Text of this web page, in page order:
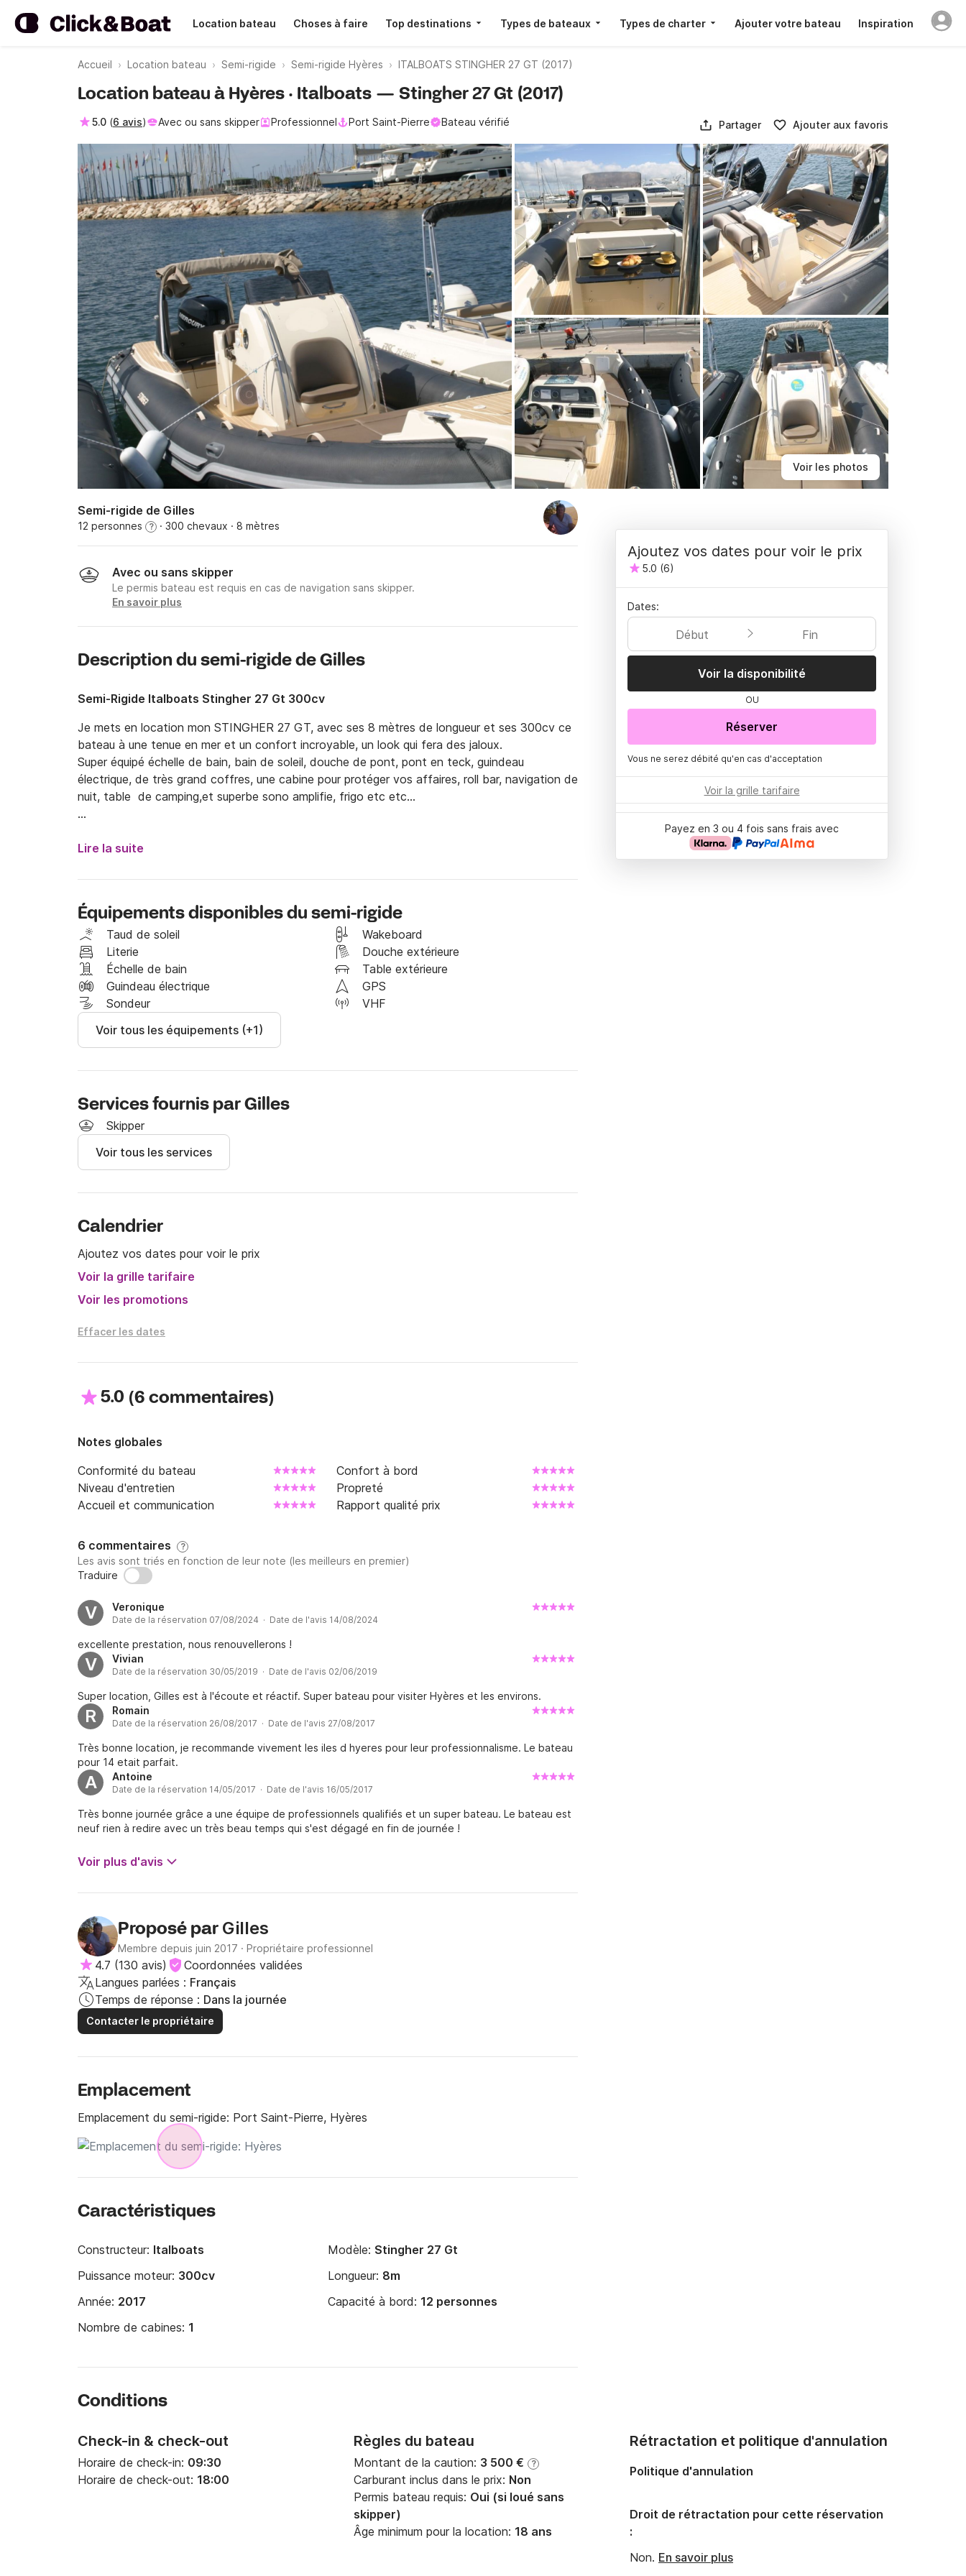
Location bateau Choses à faire Top destinations Types de bateaux Types de charter Ajouter votre bateau Inspiration
Accueil Location bateau Semi-rigide Semi-rigide Hyères ITALBOATS STINGHER 27 GT (2017)
Voir les photos
Location bateau à Hyères · Italboats — Stingher 27 Gt (2017)
5.0 (6 avis) Avec ou sans skipper Professionnel Port Saint-Pierre Bateau vérifié Partager Ajouter aux favoris
Semi-rigide de Gilles
12 personnes ? · 300 chevaux · 8 mètres
Avec ou sans skipper
Le permis bateau est requis en cas de navigation sans skipper.
En savoir plus
Description du semi-rigide de Gilles
Semi-Rigide Italboats Stingher 27 Gt 300cv
Je mets en location mon STINGHER 27 GT, avec ses 8 mètres de longueur et ses 300cv ce
bateau à une tenue en mer et un confort incroyable, un look qui fera des jaloux.
Super équipé échelle de bain, bain de soleil, douche de pont, pont en teck, guindeau
électrique, de très grand coffres, une cabine pour protéger vos affaires, roll bar, navigation de
nuit, table  de camping,et superbe sono amplifie, frigo etc etc...
!Lire la suite
Équipements disponibles du semi-rigide
Taud de soleil
Wakeboard
Literie
Douche extérieure
Échelle de bain
Table extérieure
Guindeau électrique
GPS
Sondeur
VHF
Voir tous les équipements (+1)
Services fournis par Gilles
Skipper
Voir tous les services
Calendrier
Ajoutez vos dates pour voir le prix
Voir la grille tarifaire
Voir les promotions
Effacer les dates
5.0 (6 commentaires)
Notes globales
Conformité du bateau
Confort à bord
Niveau d'entretien
Propreté
Accueil et communication
Rapport qualité prix
6 commentaires ?
Les avis sont triés en fonction de leur note (les meilleurs en premier)
Traduire
V Veronique
Date de la réservation 07/08/2024 · Date de l'avis 14/08/2024
excellente prestation, nous renouvellerons !
V Vivian
Date de la réservation 30/05/2019 · Date de l'avis 02/06/2019
Super location, Gilles est à l'écoute et réactif. Super bateau pour visiter Hyères et les environs.
R Romain
Date de la réservation 26/08/2017 · Date de l'avis 27/08/2017
Très bonne location, je recommande vivement les iles d hyeres pour leur professionnalisme. Le bateau
pour 14 etait parfait.
A Antoine
Date de la réservation 14/05/2017 · Date de l'avis 16/05/2017
Très bonne journée grâce a une équipe de professionnels qualifiés et un super bateau. Le bateau est
neuf rien à redire avec un très beau temps qui s'est dégagé en fin de journée !
Voir plus d'avis
Proposé par Gilles
Membre depuis juin 2017 · Propriétaire professionnel
4.7 (130 avis)
Coordonnées validées
Langues parlées : Français
Temps de réponse : Dans la journée
Contacter le propriétaire
Emplacement
Emplacement du semi-rigide: Port Saint-Pierre, Hyères
Caractéristiques
Constructeur: Italboats Modèle: Stingher 27 Gt
Puissance moteur: 300cv Longueur: 8m
Année: 2017 Capacité à bord: 12 personnes
Nombre de cabines: 1
Ajoutez vos dates pour voir le prix
5.0 (6)
Dates:
Début Fin
Voir la disponibilité
OU
Réserver
Vous ne serez débité qu'en cas d'acceptation
Voir la grille tarifaire
Payez en 3 ou 4 fois sans frais avec
Conditions
Check-in & check-out
Horaire de check-in: 09:30
Horaire de check-out: 18:00
Règles du bateau
Montant de la caution: 3 500 € ?
Carburant inclus dans le prix: Non
Permis bateau requis: Oui (si loué sans
skipper)
Âge minimum pour la location: 18 ans
Rétractation et politique d'annulation
Politique d'annulation
Droit de rétractation pour cette réservation
:
Non. En savoir plus